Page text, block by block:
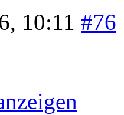
10:11 #76